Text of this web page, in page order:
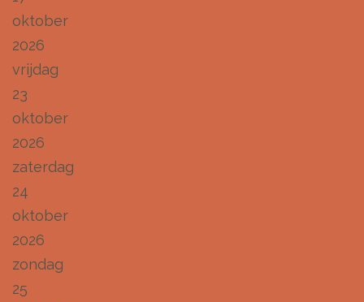
oktober
2026
vrijdag
23
oktober
2026
zaterdag
24
oktober
2026
zondag
25